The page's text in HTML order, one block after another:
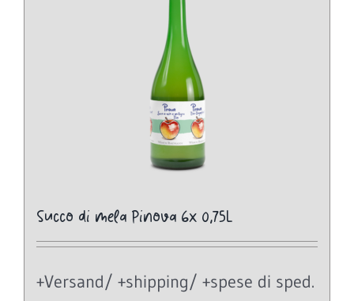
Succo di mela Pinova 6x 0,75L
+Versand/ +shipping/ +spese di sped.